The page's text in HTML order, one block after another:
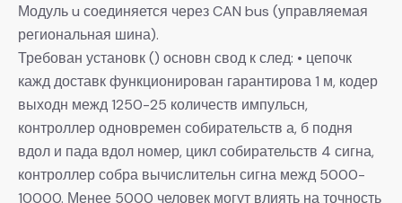
Модуль u соединяется через CAN bus (управляемая
региональная шина).
Требован установк () основн свод к след: • цепочк
кажд доставк функционирован гарантирова 1 м, кодер
выходн межд 1250-25 количеств импульсн,
контроллер одновремен собирательств а, б подня
вдол и пада вдол номер, цикл собирательств 4 сигна,
контроллер собра вычислительн сигна межд 5000-
10000. Менее 5000 человек могут влиять на точность